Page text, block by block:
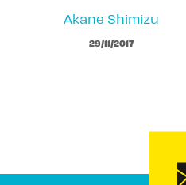
Akane Shimizu
29/11/2017